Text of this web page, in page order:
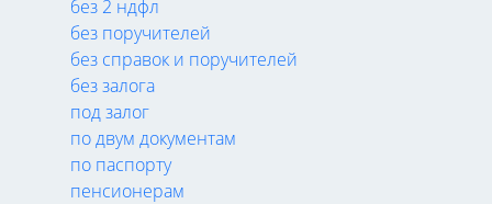
без 2 ндфл
без поручителей
без справок и поручителей
без залога
под залог
по двум документам
по паспорту
пенсионерам